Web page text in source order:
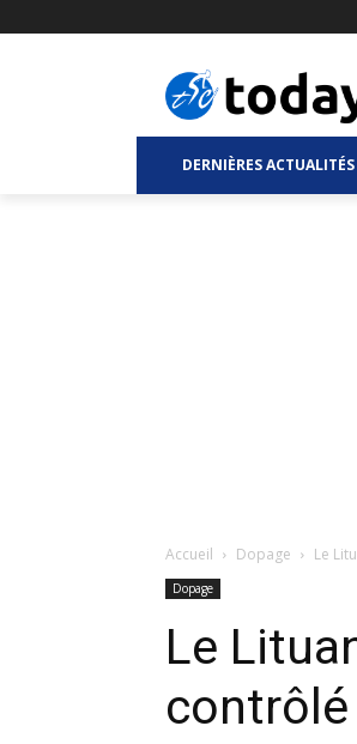
DERNIÈRES ACTUALITÉS
Accueil Dopage Le
Dopage
Le